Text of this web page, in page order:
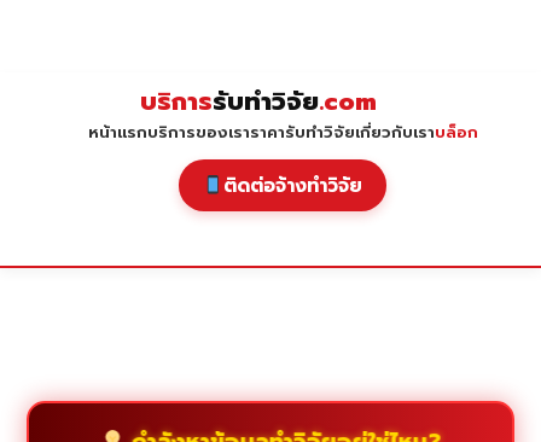
บริการรับทำวิจัย.com
หน้าแรกบริการของเราราคารับทำวิจัยเกี่ยวกับเราบล็อก
ติดต่อจ้างทำวิจัย